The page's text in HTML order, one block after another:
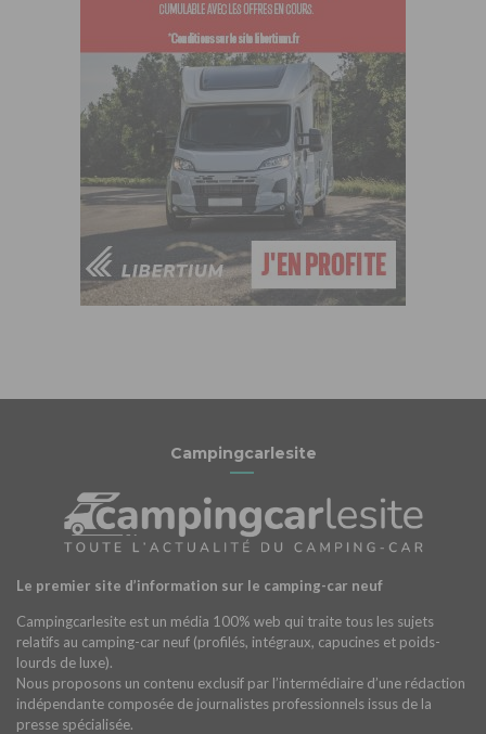
Campingcarlesite
Le premier site d’information sur le camping-car neuf
Campingcarlesite est un média 100% web qui traite tous les sujets
relatifs au camping-car neuf (profilés, intégraux, capucines et poids-
lourds de luxe).
Nous proposons un contenu exclusif par l’intermédiaire d’une rédaction
indépendante composée de journalistes professionnels issus de la
presse spécialisée.